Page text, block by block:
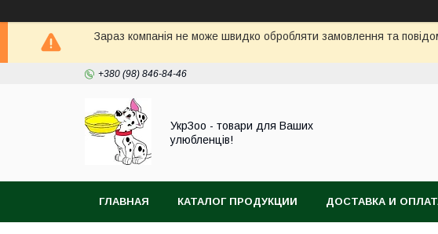
Зараз компанія не може швидко обробляти замовлення та
+380 (98) 846-84-46
УкрЗоо - товари для Ваших
улюбленців!
ГЛАВНАЯ КАТАЛОГ ПРОДУКЦИИ ДОСТАВКА И